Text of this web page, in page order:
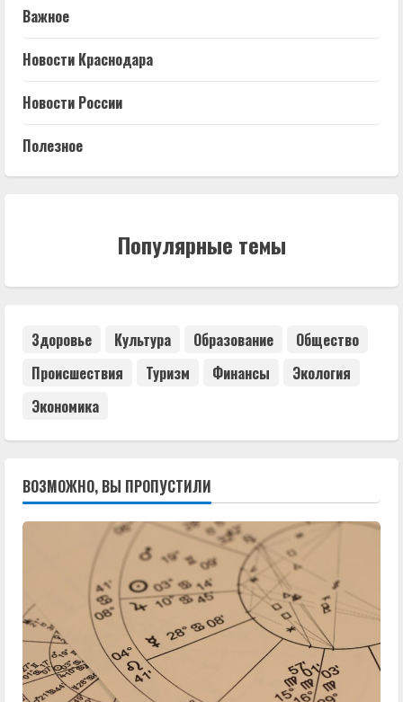
Важное
Новости Краснодара
Новости России
Полезное
Популярные темы
Здоровье Культура Образование
Общество
Происшествия
Туризм Финансы
Экология
Экономика
ВОЗМОЖНО, ВЫ ПРОПУСТИЛИ